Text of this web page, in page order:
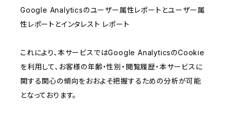
Google Analyticsのユーザー属性レポートとユーザー属
性レポートとインタレスト レポート
これにより、本サービスではGoogle AnalyticsのCookie
を利用して、お客様の年齢・性別・閲覧履歴・本サービスに
関する関心の傾向をおおよそ把握するための分析が可能
となっております。